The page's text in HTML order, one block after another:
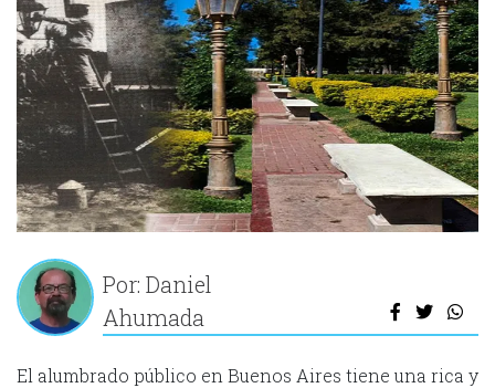
Por: Daniel
Ahumada
El alumbrado público en Buenos Aires tiene una rica y